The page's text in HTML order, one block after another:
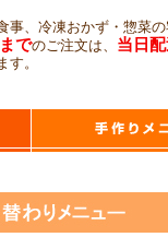
事、冷凍おかず・惣菜
でのご注文は、 当日
す。